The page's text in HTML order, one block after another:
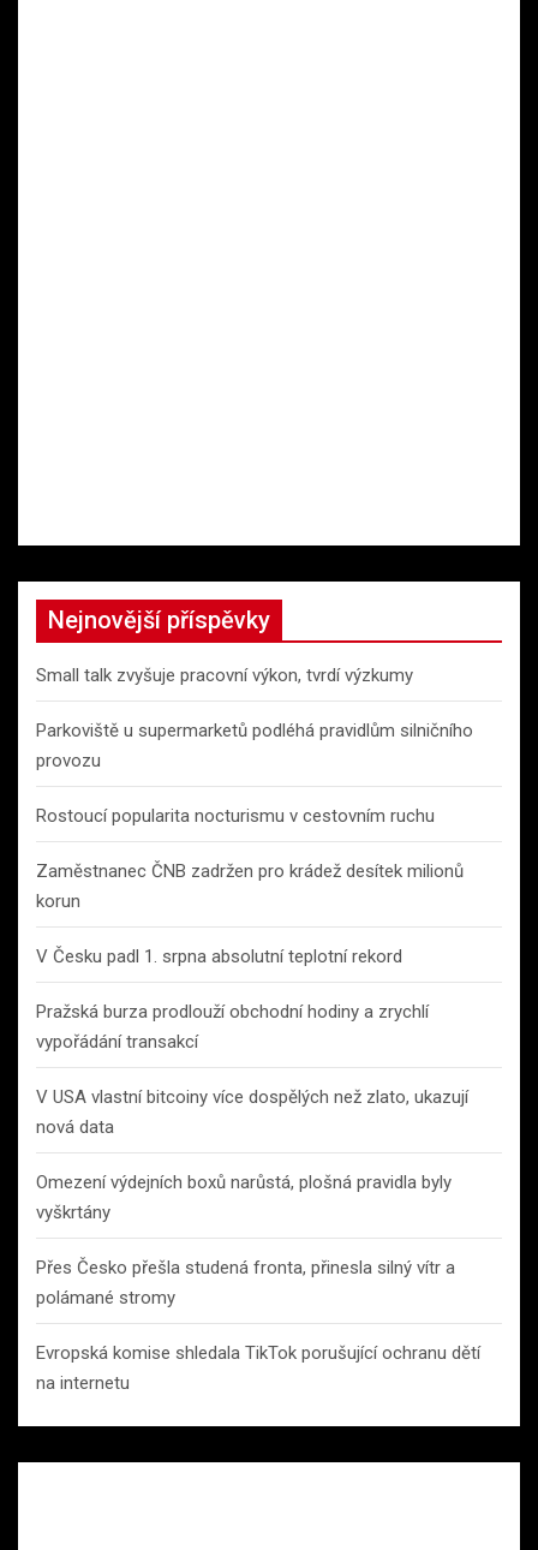
Nejnovější příspěvky
Small talk zvyšuje pracovní výkon, tvrdí výzkumy
Parkoviště u supermarketů podléhá pravidlům silničního
provozu
Rostoucí popularita nocturismu v cestovním ruchu
Zaměstnanec ČNB zadržen pro krádež desítek milionů
korun
V Česku padl 1. srpna absolutní teplotní rekord
Pražská burza prodlouží obchodní hodiny a zrychlí
vypořádání transakcí
V USA vlastní bitcoiny více dospělých než zlato, ukazují
nová data
Omezení výdejních boxů narůstá, plošná pravidla byly
vyškrtány
Přes Česko přešla studená fronta, přinesla silný vítr a
polámané stromy
Evropská komise shledala TikTok porušující ochranu dětí
na internetu